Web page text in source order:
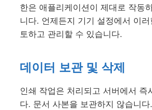
한은 애플리케이션이 제대로 작동
니다. 언제든지 기기 설정에서 이
토하고 관리할 수 있습니다.
데이터 보관 및 삭제
인쇄 작업은 처리되고 서버에서 즉
다. 문서 사본을 보관하지 않습니